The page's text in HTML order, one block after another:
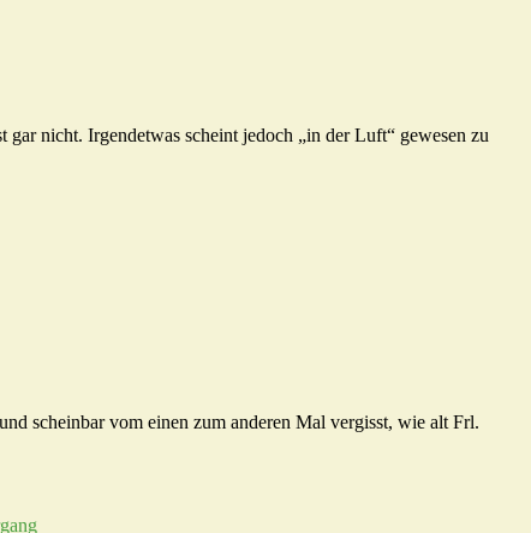
nicht. Irgendetwas scheint jedoch „in der Luft“ gewesen zu
scheinbar vom einen zum anderen Mal vergisst, wie alt Frl.